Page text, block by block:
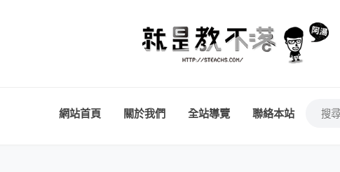
網站首頁 關於我們 全站導覽 聯絡本站